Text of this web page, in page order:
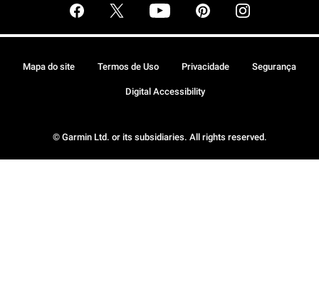
© Garmin Ltd. or its subsidiaries. All rights reserved.
Mapa do site Termos de Uso Privacidade Segurança
Digital Accessibility